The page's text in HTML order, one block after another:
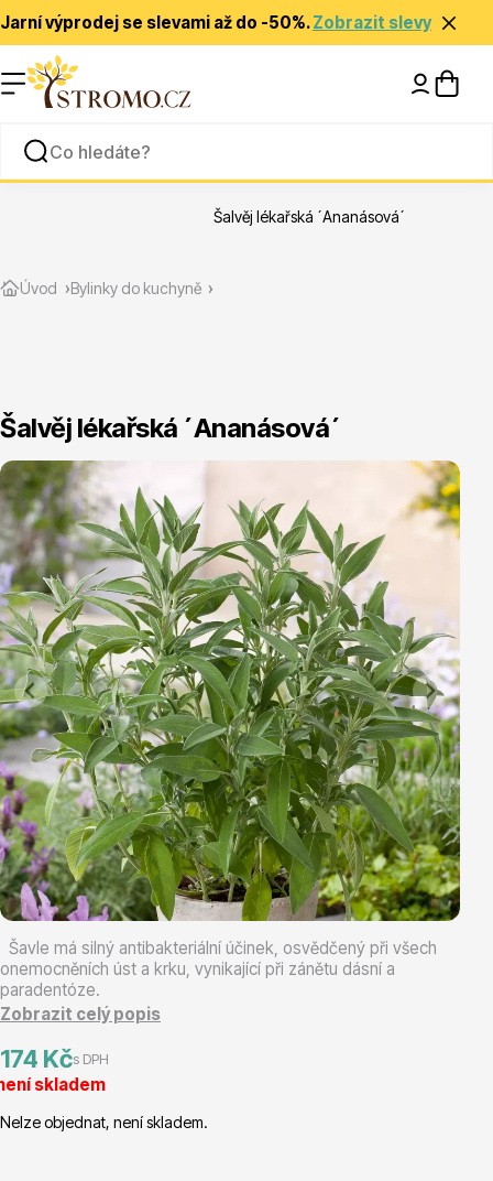
Jarní výprodej se slevami až do -50%.Zobrazit slevy
Rady a tipy
Zlevněné
Jehličnany
Vřesovištní rostliny
Vánoční stromky v květináčích a řezané
Úvod Bylinky do kuchyně
Šalvěj lékařská ´Ananásová´
Šalvěj lékařská ´Ananásová´
Šavle má silný antibakteriální účinek, osvědčený při všech
onemocněních úst a krku, vynikající při zánětu dásní a
paradentóze.
Zobrazit celý popis
174 Kčs DPH
skladem
Nelze objednat, není skladem.